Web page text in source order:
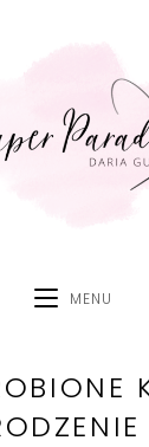
MENU